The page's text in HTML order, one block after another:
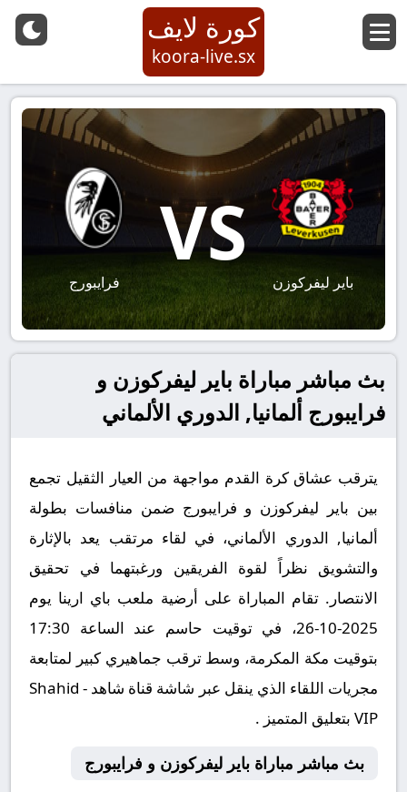
كورة لايف
koora-live.sx
باير ليفركوزن
VS
فرايبورج
بث مباشر مباراة باير ليفركوزن و
فرايبورج ألمانيا, الدوري الألماني
يترقب عشاق كرة القدم مواجهة من العيار الثقيل تجمع
بين باير ليفركوزن و فرايبورج ضمن منافسات بطولة
ألمانيا, الدوري الألماني، في لقاء مرتقب يعد بالإثارة
والتشويق نظراً لقوة الفريقين ورغبتهما في تحقيق
الانتصار. تقام المباراة على أرضية ملعب باي ارينا يوم
2025-10-26، في توقيت حاسم عند الساعة 17:30
بتوقيت مكة المكرمة، وسط ترقب جماهيري كبير لمتابعة
مجريات اللقاء الذي ينقل عبر شاشة قناة شاهد - Shahid
VIP بتعليق المتميز .
بث مباشر مباراة باير ليفركوزن و فرايبورج